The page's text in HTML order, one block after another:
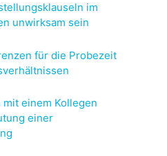
im
unwirksam sein
für die Probezeit
mit einem Kollegen
einer